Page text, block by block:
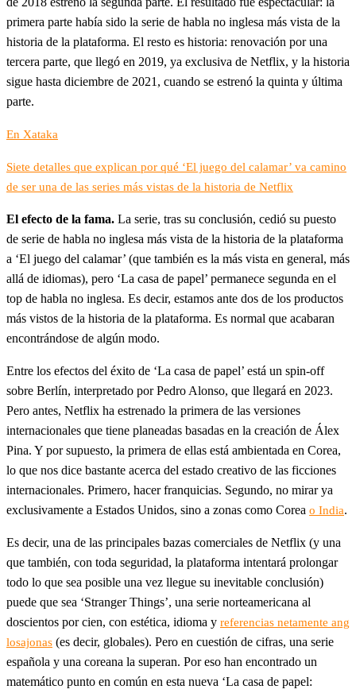
primera parte había sido la serie de habla no inglesa más vista de la
historia de la plataforma. El resto es historia: renovación por una
tercera parte, que llegó en 2019, ya exclusiva de Netflix, y la historia
sigue hasta diciembre de 2021, cuando se estrenó la quinta y última
parte.
En Xataka
Siete detalles que explican por qué ‘El juego del calamar’ va camino
de ser una de las series más vistas de la historia de Netflix
El efecto de la fama. La serie, tras su conclusión, cedió su puesto
de serie de habla no inglesa más vista de la historia de la plataforma
a ‘El juego del calamar’ (que también es la más vista en general, más
allá de idiomas), pero ‘La casa de papel’ permanece segunda en el
top de habla no inglesa. Es decir, estamos ante dos de los productos
más vistos de la historia de la plataforma. Es normal que acabaran
encontrándose de algún modo.
Entre los efectos del éxito de ‘La casa de papel’ está un spin-off
sobre Berlín, interpretado por Pedro Alonso, que llegará en 2023.
Pero antes, Netflix ha estrenado la primera de las versiones
internacionales que tiene planeadas basadas en la creación de Álex
Pina. Y por supuesto, la primera de ellas está ambientada en Corea,
lo que nos dice bastante acerca del estado creativo de las ficciones
internacionales. Primero, hacer franquicias. Segundo, no mirar ya
exclusivamente a Estados Unidos, sino a zonas como Corea o India.
Es decir, una de las principales bazas comerciales de Netflix (y una
que también, con toda seguridad, la plataforma intentará prolongar
todo lo que sea posible una vez llegue su inevitable conclusión)​
puede que sea ‘Stranger Things’, una serie norteamericana al
doscientos por cien, con estética, idioma y referencias netamente ang
losajonas (es decir, globales). Pero en cuestión de cifras, una serie
española y una coreana la superan. Por eso han encontrado un
matemático punto en común en esta nueva ‘La casa de papel: